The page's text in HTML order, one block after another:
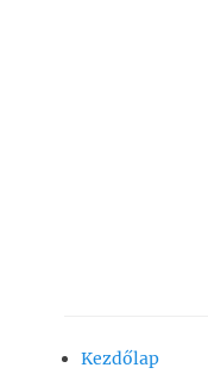
Kezdőlap